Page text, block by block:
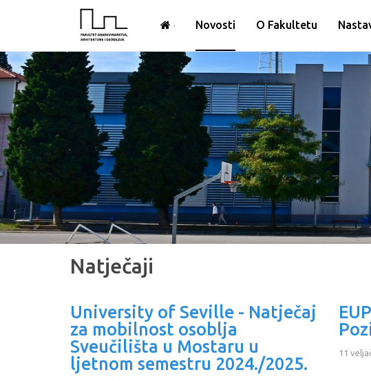
Novosti O Fakultetu
Natječaji
University of Seville - Natječaj
za mobilnost osoblja
Sveučilišta u Mostaru u
ljetnom semestru 2024./2025.
11